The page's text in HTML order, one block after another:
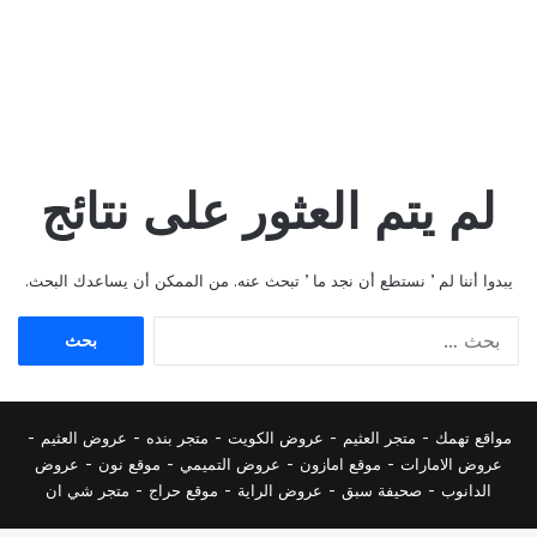
لم يتم العثور على نتائج
يبدوا أننا لم ’ نستطع أن نجد ما ’ تبحث عنه. من الممكن أن يساعدك البحث.
مواقع تهمك - متجر العثيم - عروض الكويت - متجر بنده - عروض العثيم -
عروض الامارات - موقع امازون - عروض التميمي - موقع نون - عروض
الدانوب - صحيفة سبق - عروض الراية - موقع حراج - متجر شي ان